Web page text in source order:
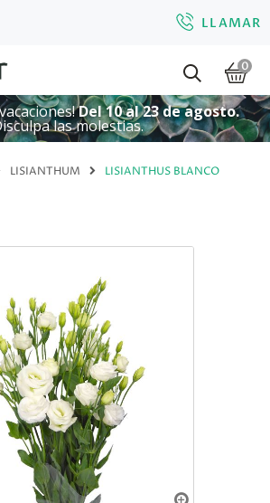
LLAMAR
0
Del 10 al 23 de agosto.
las molestias.
LISIANTHUM LISIANTHUS BLANCO